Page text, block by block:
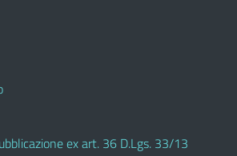
ex art. 36 D.Lgs. 33/13